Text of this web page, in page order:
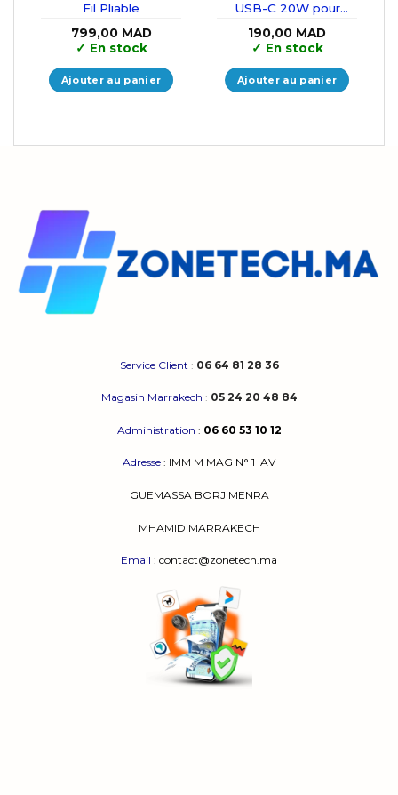
Fil Pliable
799,00 MAD
✓ En stock
Ajouter au panier
USB-C 20W pour
190,00 MAD
✓ En stock
Ajouter au panier
Service Client : 06 64 81 28 36
Magasin Marrakech : 05 24 20 48 84
Administration : 06 60 53 10 12
Adresse : IMM M MAG N° 1 AV
GUEMASSA BORJ MENRA
MHAMID MARRAKECH
Email : contact@zonetech.ma